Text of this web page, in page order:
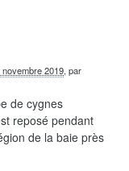
novembre 2019, par
de cygnes
reposé pendant
de la baie près